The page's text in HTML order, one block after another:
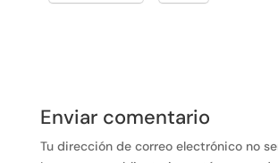
Enviar comentario
Tu dirección de correo electrónico no